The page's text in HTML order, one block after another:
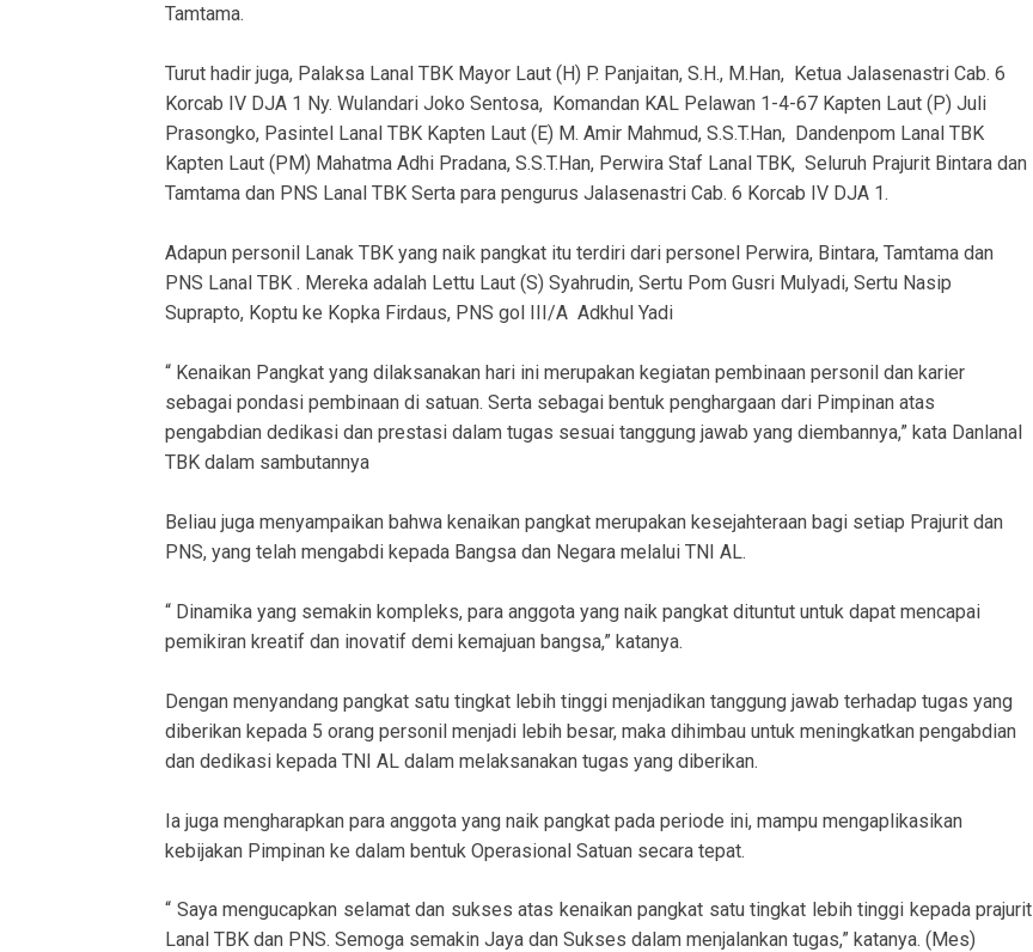
Tamtama.
Turut hadir juga, Palaksa Lanal TBK Mayor Laut (H) P. Panjaitan, S.H., M.Han, Ketua Jalasenastri Cab. 6
Korcab IV DJA 1 Ny. Wulandari Joko Sentosa, Komandan KAL Pelawan 1-4-67 Kapten Laut (P) Juli
Prasongko, Pasintel Lanal TBK Kapten Laut (E) M. Amir Mahmud, S.S.T.Han, Dandenpom Lanal TBK
Kapten Laut (PM) Mahatma Adhi Pradana, S.S.T.Han, Perwira Staf Lanal TBK, Seluruh Prajurit Bintara dan
Tamtama dan PNS Lanal TBK Serta para pengurus Jalasenastri Cab. 6 Korcab IV DJA 1.
Adapun personil Lanak TBK yang naik pangkat itu terdiri dari personel Perwira, Bintara, Tamtama dan
PNS Lanal TBK . Mereka adalah Lettu Laut (S) Syahrudin, Sertu Pom Gusri Mulyadi, Sertu Nasip
Suprapto, Koptu ke Kopka Firdaus, PNS gol III/A Adkhul Yadi
“ Kenaikan Pangkat yang dilaksanakan hari ini merupakan kegiatan pembinaan personil dan karier
sebagai pondasi pembinaan di satuan. Serta sebagai bentuk penghargaan dari Pimpinan atas
pengabdian dedikasi dan prestasi dalam tugas sesuai tanggung jawab yang diembannya,” kata Danlanal
TBK dalam sambutannya
Beliau juga menyampaikan bahwa kenaikan pangkat merupakan kesejahteraan bagi setiap Prajurit dan
PNS, yang telah mengabdi kepada Bangsa dan Negara melalui TNI AL.
“ Dinamika yang semakin kompleks, para anggota yang naik pangkat dituntut untuk dapat mencapai
pemikiran kreatif dan inovatif demi kemajuan bangsa,” katanya.
Dengan menyandang pangkat satu tingkat lebih tinggi menjadikan tanggung jawab terhadap tugas yang
diberikan kepada 5 orang personil menjadi lebih besar, maka dihimbau untuk meningkatkan pengabdian
dan dedikasi kepada TNI AL dalam melaksanakan tugas yang diberikan.
Ia juga mengharapkan para anggota yang naik pangkat pada periode ini, mampu mengaplikasikan
kebijakan Pimpinan ke dalam bentuk Operasional Satuan secara tepat.
“ Saya mengucapkan selamat dan sukses atas kenaikan pangkat satu tingkat lebih tinggi kepada prajurit
Lanal TBK dan PNS. Semoga semakin Jaya dan Sukses dalam menjalankan tugas,” katanya. (Mes)